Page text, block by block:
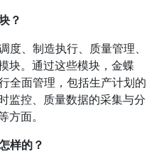
？
度、制造执行、质量管理、
块。通过这些模块，金蝶
全面管理，包括生产计划的
监控、质量数据的采集与分
面。
样的？